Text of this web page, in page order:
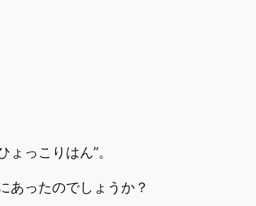
っこりはん”。
あったのでしょうか？